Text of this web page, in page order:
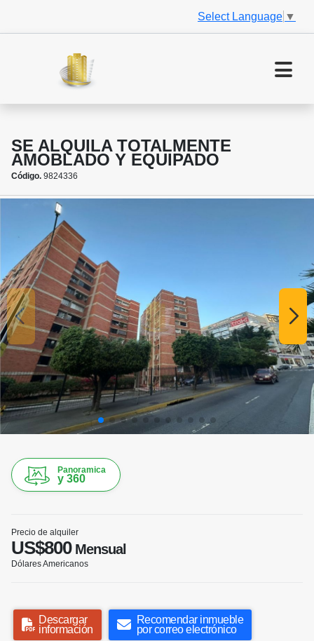
Select Language ▼
SE ALQUILA TOTALMENTE
AMOBLADO Y EQUIPADO
Código. 9824336
Panoramica
y 360
Precio de alquiler
US$800Mensual
Dólares Americanos
Descargar
información
Recomendar inmueble
por correo electrónico